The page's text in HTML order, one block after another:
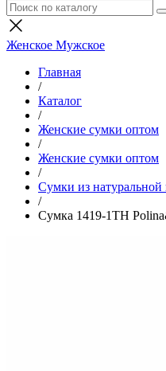
Женское Мужское
Главная
/
Каталог
/
Женские сумки оптом
/
Женские сумки оптом
/
Cумки из
/
Сумка 1419-1TH